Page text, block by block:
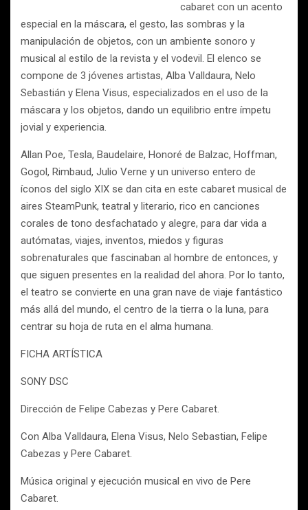
cabaret con un acento
especial en la máscara, el gesto, las sombras y la
manipulación de objetos, con un ambiente sonoro y
musical al estilo de la revista y el vodevil. El elenco se
compone de 3 jóvenes artistas, Alba Valldaura, Nelo
Sebastián y Elena Visus, especializados en el uso de la
máscara y los objetos, dando un equilibrio entre ímpetu
jovial y experiencia.
Allan Poe, Tesla, Baudelaire, Honoré de Balzac, Hoffman,
Gogol, Rimbaud, Julio Verne y un universo entero de
íconos del siglo XIX se dan cita en este cabaret musical de
aires SteamPunk, teatral y literario, rico en canciones
corales de tono desfachatado y alegre, para dar vida a
autómatas, viajes, inventos, miedos y figuras
sobrenaturales que fascinaban al hombre de entonces, y
que siguen presentes en la realidad del ahora. Por lo tanto,
el teatro se convierte en una gran nave de viaje fantástico
más allá del mundo, el centro de la tierra o la luna, para
centrar su hoja de ruta en el alma humana.
FICHA ARTÍSTICA
SONY DSC
Dirección de Felipe Cabezas y Pere Cabaret.
Con Alba Valldaura, Elena Visus, Nelo Sebastian, Felipe
Cabezas y Pere Cabaret.
Música original y ejecución musical en vivo de Pere
Cabaret.